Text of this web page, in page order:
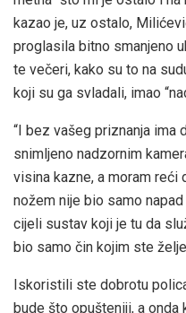
kazao je, uz ostalo,
proglasila bitno smanjeno
te večeri, kako su to na
koji su ga svladali, imao
“I bez vašeg priznanja ima
snimljeno nadzornim
visina kazne, a moram reći
nožem nije bio samo
cijeli sustav koji je tu da
bio samo čin kojim ste
Iskoristili ste dobrotu
bude što opušteniji, a onda